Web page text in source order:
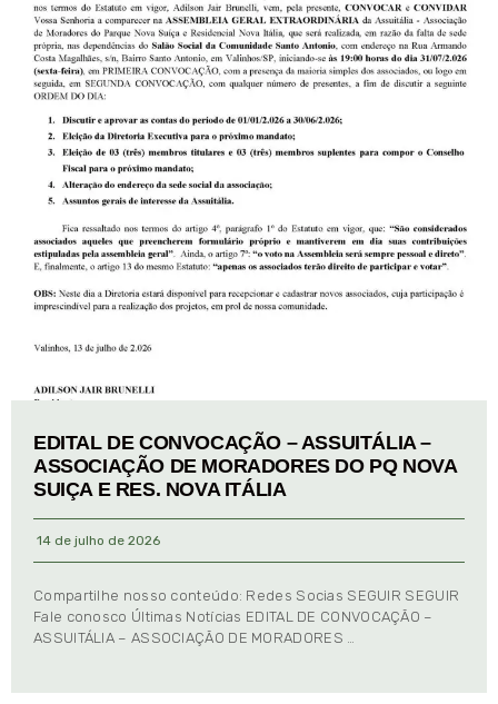
EDITAL DE CONVOCAÇÃO – ASSUITÁLIA –
ASSOCIAÇÃO DE MORADORES DO PQ NOVA
SUIÇA E RES. NOVA ITÁLIA
14 de julho de 2026
Compartilhe nosso conteúdo: Redes Socias SEGUIR SEGUIR
Fale conosco Últimas Notícias EDITAL DE CONVOCAÇÃO –
ASSUITÁLIA – ASSOCIAÇÃO DE MORADORES …